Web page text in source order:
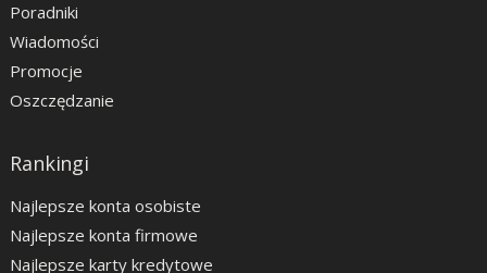
Poradniki
Wiadomości
Promocje
Oszczędzanie
Rankingi
Najlepsze konta osobiste
Najlepsze konta firmowe
Najlepsze karty kredytowe